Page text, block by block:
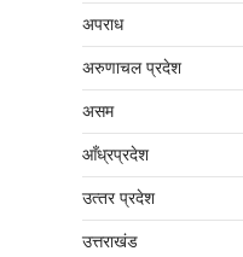
अपराध
अरुणाचल प्रदेश
असम
आँध्रप्रदेश
उत्‍तर प्रदेश
उत्तराखंड